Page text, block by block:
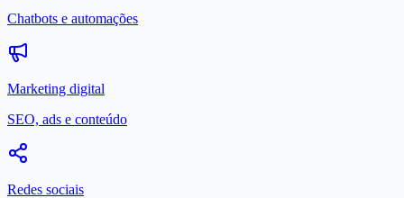
Chatbots e automações
Marketing digital
SEO, ads e conteúdo
Redes sociais